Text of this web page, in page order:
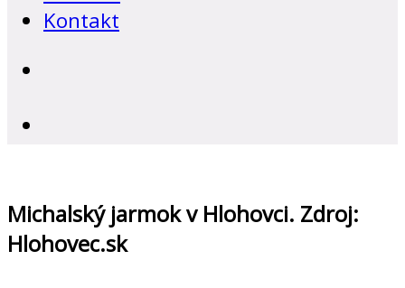
Kontakt
Michalský jarmok v Hlohovci. Zdroj:
Hlohovec.sk